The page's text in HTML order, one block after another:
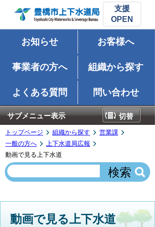
支援
お知らせ お客様へ
事業者の方へ 組織から探す
よくある質問 問い合わせ
サブメニュー表示 切替
トップページ 組織から探す
営業課
一般の方へ
上下水道局広報
動画で見る上下水道
動画で見る上下水道